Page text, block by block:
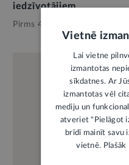
iedzīvotājiem
Pirms 4 mēnešiem,
Vietnē
Lai vietne
izmantotas
sīkdatnes. Ar
izmantotas vēl
mediju un
atveriet "Pielāgot
brīdī mainīt savu
vietnē.